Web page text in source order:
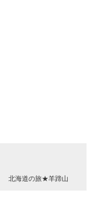
北海道の旅★羊蹄山